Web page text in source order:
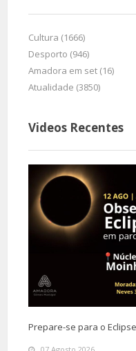
Cultura (1666)
Desporto (946)
Amadora em set (16)
Atualidade (3850)
Videos Recentes
Prepare-se para o